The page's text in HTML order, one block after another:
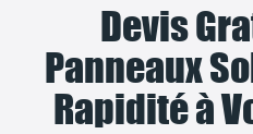
Devis
Panneaux
Rapidité à